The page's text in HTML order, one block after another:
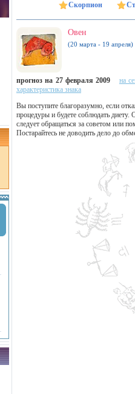
Скорпион
Овен
(20 марта - 19 апреля)
прогноз на 27 февраля 2009
на
характеристика знака
Вы поступите благоразумно, если
процедуры и будете соблюдать
следует обращаться за советом или
Постарайтесь не доводить дело до